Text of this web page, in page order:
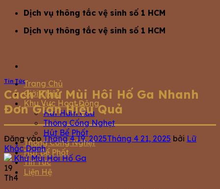
Dịch vụ thông tắc vệ sinh số 1 HCM
Dịch vụ thông tắc vệ sinh số 1 HCM
Trang Chủ
Giới Thiệu
Khu Vực Hoạt Động
Hút Hầm Cầu
Thông Cống Nghẹt
Hút Bể Phốt
Thông Cống Nghẹt
Hút Bể Phốt
Tin Tức
Liện Hệ
Tin Tức
Cách Khử Mùi Hôi Hố Ga Nhanh
Đơn Giản Hiệu Quả
Đăng vào Tháng 4 19, 2025Tháng 4 21, 2025 bởi Lữ
Khắc Danh
19
Th4